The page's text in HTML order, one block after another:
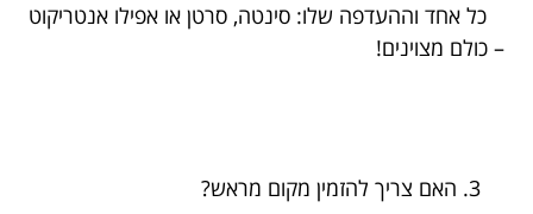
כל אחד וההעדפה שלו: סינטה, סרטן או אפילו אנטריקוט
– כולם מצוינים!
האם צריך להזמין מקום מראש?